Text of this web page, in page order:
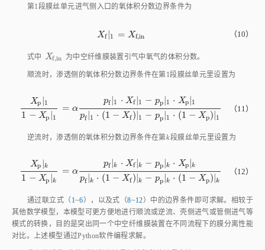
第1段膜丝单元进气侧入口的氧体积分数边界条件为
Xf 1 = Xf,in
X f1 =Xf,in （10）
式中 Xf,in
Xf,in 为中空纤维膜装置引气中氧气的体积分数。
顺流时，渗透侧的氧体积分数边界条件在第1段膜丝单元里设置为
Xp 1
1 − Xp 1
= α
pf 1 ⋅ Xf 1 − pp 1 ⋅ Xp 1
pf 1 ⋅ (1 − Xf ) 1 − pp 1 ⋅ (1 − Xp) 1
Xp11-Xp1 =α pf1⋅Xf1-pp1⋅Xp1pf1⋅(1-Xf)1-pp1⋅(1-Xp （11）
逆流时，渗透侧的氧体积分数边界条件在第k段膜丝单元里设置为
Xp k
1 − Xp k
= α
pf k ⋅ Xf k − pp k ⋅ Xp k
pf k ⋅ (1 − Xf ) k − pp k ⋅ (1 − Xp) k
Xpk1-Xpk =α pfk⋅Xfk-ppk⋅Xpkpfk⋅(1-Xf)k-ppk⋅(1-Xp （12）
通过联立式（ 1~6），以及式（8~12）中的边界条件即可求解。相较于
其他数学模型，本模型可更方便地进行顺流或逆流、壳侧进气或管侧进气等
模式的转换，目的是突出同一个中空纤维膜装置在不同流程下的膜分离性能
对比。上述模型通过Python软件编程求解。